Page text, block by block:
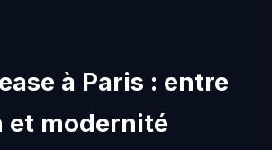
à Paris : entre
et modernité